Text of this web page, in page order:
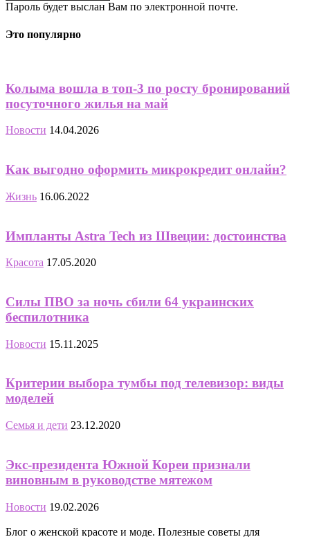
Пароль будет выслан Вам по электронной почте.
Это популярно
Колыма вошла в топ-3 по росту бронирований
посуточного жилья на май
Новости 14.04.2026
Как выгодно оформить микрокредит онлайн?
Жизнь 16.06.2022
Импланты Astra Tech из Швеции: достоинства
Красота 17.05.2020
Силы ПВО за ночь сбили 64 украинских
беспилотника
Новости 15.11.2025
Критерии выбора тумбы под телевизор: виды
моделей
Семья и дети 23.12.2020
Экс-президента Южной Кореи признали
виновным в руководстве мятежом
Новости 19.02.2026
Блог о женской красоте и моде. Полезные советы для